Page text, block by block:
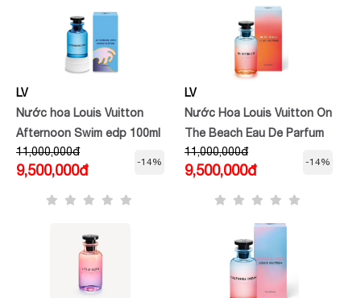
LV
Nước hoa Louis Vuitton
Afternoon Swim edp 100ml
11,000,000đ
9,500,000đ
-14%
LV
Nước Hoa Louis Vuitton On
The Beach Eau De Parfum
100ml
11,000,000đ
9,500,000đ
-14%